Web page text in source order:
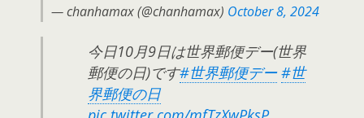
— chanhamax (@chanhamax) October 8, 2024
今日10月9日は世界郵便デー(世界
郵便の日)です#世界郵便デー #世
界郵便の日